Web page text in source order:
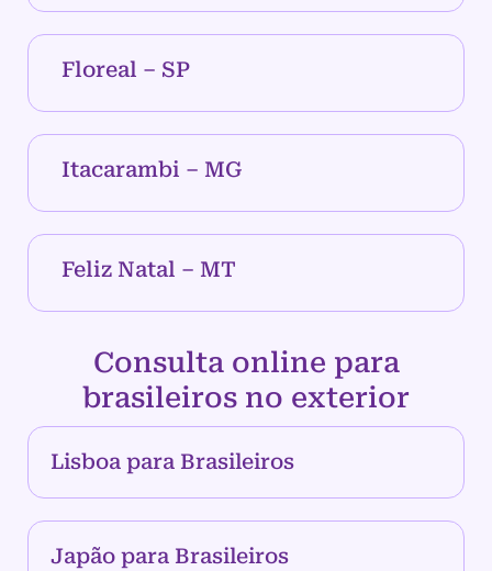
Floreal – SP
Itacarambi – MG
Feliz Natal – MT
Consulta online para
brasileiros no exterior
Lisboa para Brasileiros
Japão para Brasileiros